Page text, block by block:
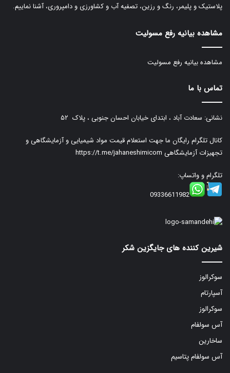
پلاستیک و پلیمر، رنگ و رزین، تصفیه آب و کشاورزی و دامپروری، آشنا نماییم.
مشاهده بیانیه رفع مسولیت
مشاهده بیانیه رفع مسولیت
تماس با ما
نشانی: سعادت آباد ، ابتدای خیابان احسان جنوبی ، پلاک ۵۲
کانال تلگرام رایگان ما جهت استعلام قیمت مواد شیمیایی و آزمایشگاهی و
تجهیزات آزمایشگاهی https://t.me/jahaneshimicom
تلگرام و واتساپ:
09336611982
شیرین کننده های جایگزین شکر
سوکرالوز
آسپارتام
سوکرالوز
آس سولفام
ساخارین
آس سولفام پتاسیم